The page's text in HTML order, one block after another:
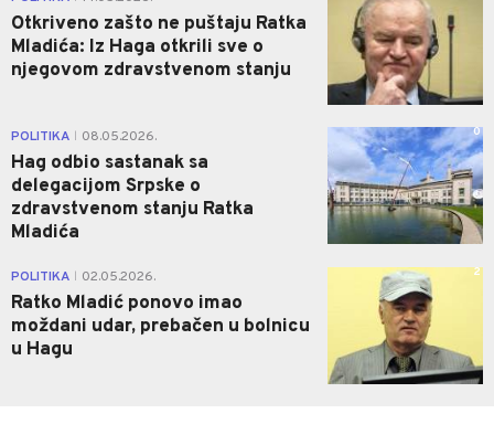
Otkriveno zašto ne puštaju Ratka
Mladića: Iz Haga otkrili sve o
njegovom zdravstvenom stanju
POLITIKA 08.05.2026.
Hag odbio sastanak sa
delegacijom Srpske o
zdravstvenom stanju Ratka
Mladića
0
POLITIKA 02.05.2026.
Ratko Mladić ponovo imao
moždani udar, prebačen u bolnicu
u Hagu
2